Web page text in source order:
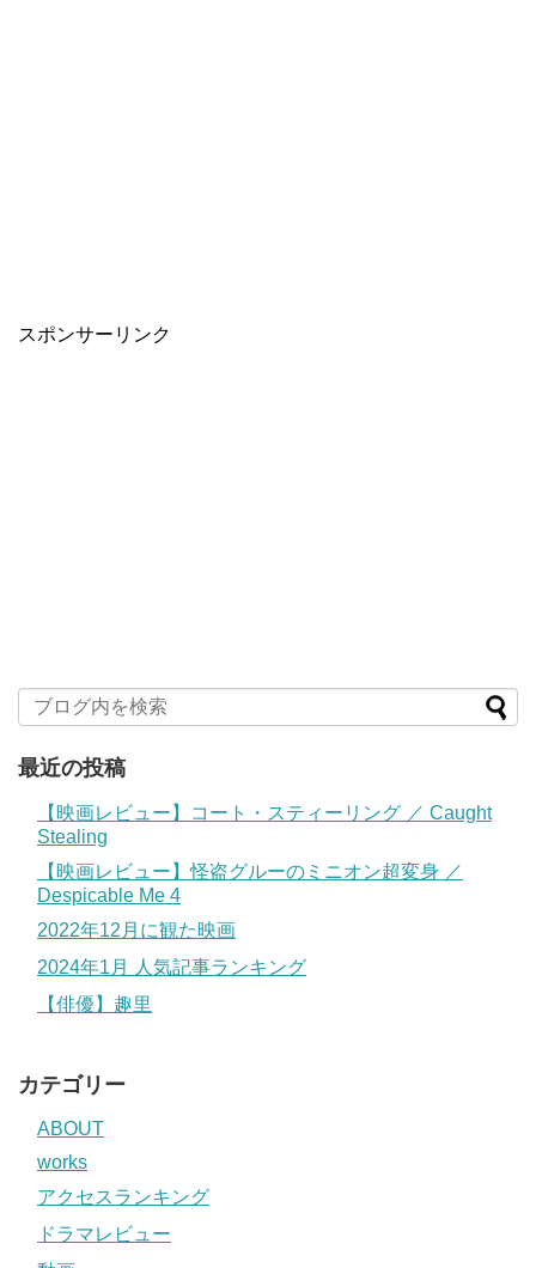
スポンサーリンク
最近の投稿
【映画レビュー】コート・スティーリング ／ Caught
Stealing
【映画レビュー】怪盗グルーのミニオン超変身 ／
Despicable Me 4
2022年12月に観た映画
2024年1月 人気記事ランキング
【俳優】趣里
カテゴリー
ABOUT
works
アクセスランキング
ドラマレビュー